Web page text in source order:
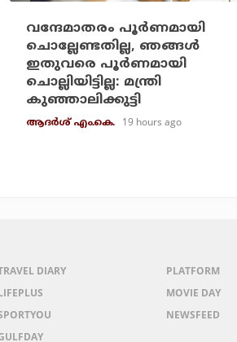
വന്ദേമാതരം പൂര്‍ണമായി
ചൊല്ലേണ്ടതില്ല, ഞങ്ങള്‍
ഇതുവരെ പൂര്‍ണമായി
ചൊല്ലിയിട്ടില്ല: മന്ത്രി
കുഞ്ഞാലിക്കുട്ടി
ആദർശ് എം.കെ. 19 hours ago
DIARY
PLATFORM
MOVIE DAY
NEWSFEED